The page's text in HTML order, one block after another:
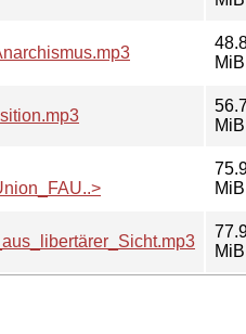
MiB
MiB
MiB
MiB